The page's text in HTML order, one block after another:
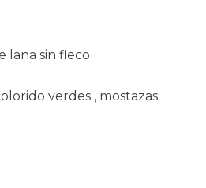
lana sin fleco
verdes , mostazas